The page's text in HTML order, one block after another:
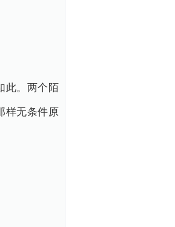
此。两个陌
样无条件原